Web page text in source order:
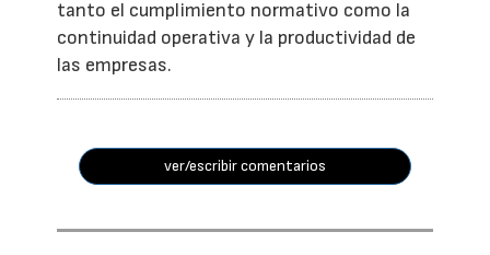
tanto el cumplimiento normativo como la
continuidad operativa y la productividad de
las empresas.
ver/escribir comentarios